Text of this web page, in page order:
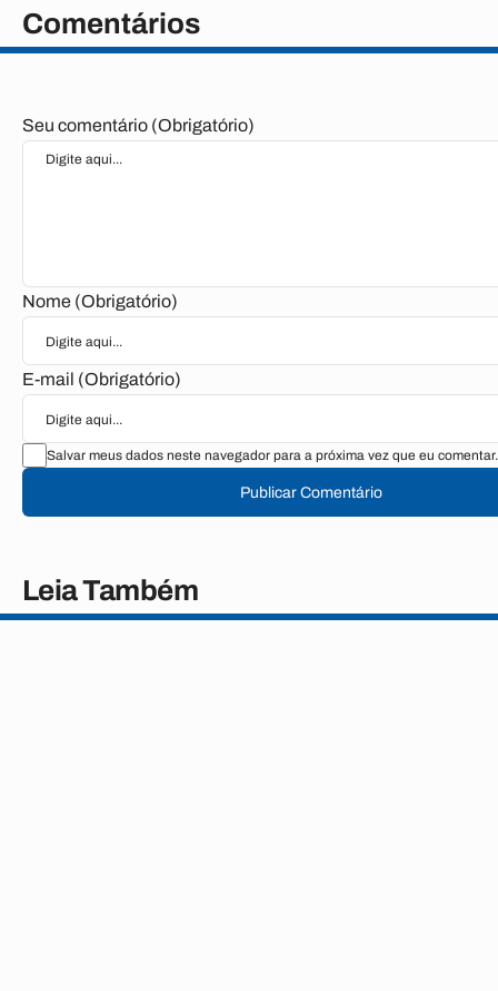
Comentários
Seu comentário (Obrigatório)
Nome (Obrigatório)
E-mail (Obrigatório)
Salvar meus dados neste navegador para a próxima vez que eu comentar.
Publicar Comentário
Leia Também